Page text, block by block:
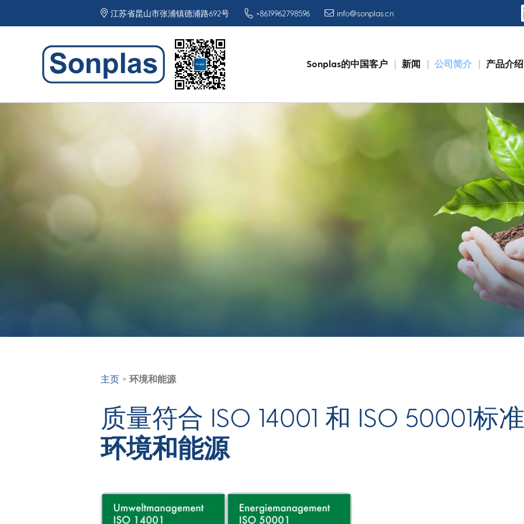
江苏省昆山市张浦镇德浦路692号 +8619962798596 info@sonplas.cn
Skip
Sonplas的中国客户 新闻 公司简介 产品介绍
主页 » 环境和能源
质量符合 ISO 14001 和 ISO 50001标准
环境和能源